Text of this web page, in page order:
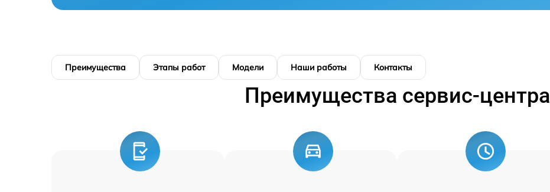
Преимущества Этапы работ Модели Наши работы Контакты
Преимущества сервис-центра